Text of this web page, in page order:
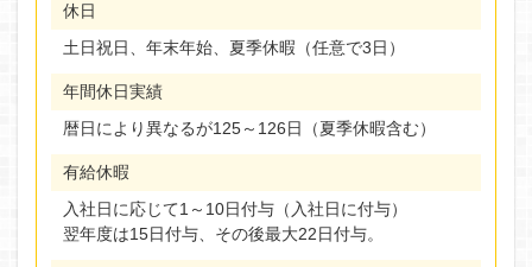
休日
土日祝日、年末年始、夏季休暇（任意で3日）
年間休日実績
暦日により異なるが125～126日（夏季休暇含む）
有給休暇
入社日に応じて1～10日付与（入社日に付与）
翌年度は15日付与、その後最大22日付与。